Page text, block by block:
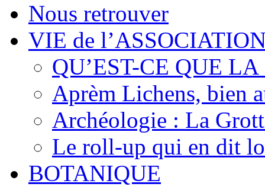
Nous retrouver
VIE de
QU’EST-CE QUE
Aprèm Lichens, bien
Archéologie : La
Le roll-up qui en dit
BOTANIQUE